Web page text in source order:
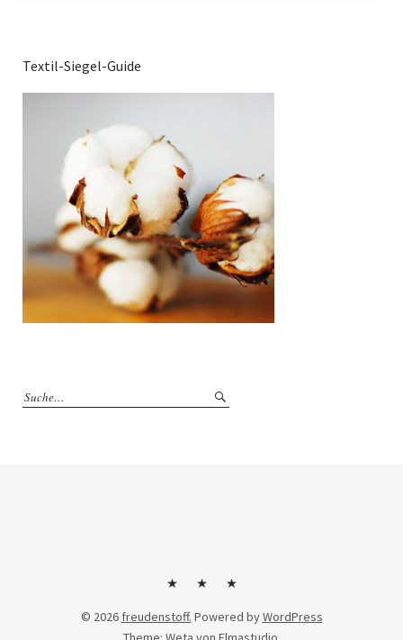
Textil-Siegel-Guide
KontaktImpressumDatenschutzerklärung
© 2026 freudenstoff. Powered byWordPress